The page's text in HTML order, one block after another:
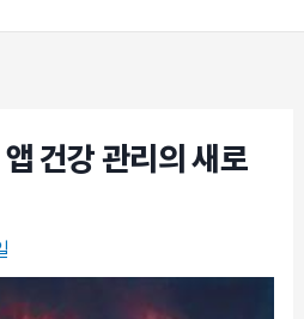
건강 관리의 새로